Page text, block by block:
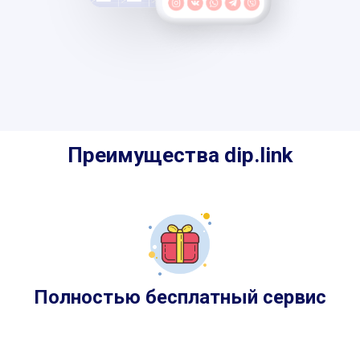
Преимущества dip.link
Полностью бесплатный сервис